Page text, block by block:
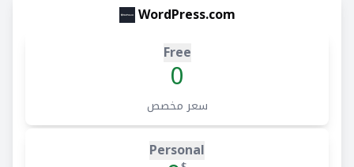
WordPress.com
Free
0
سعر مخصص
Personal